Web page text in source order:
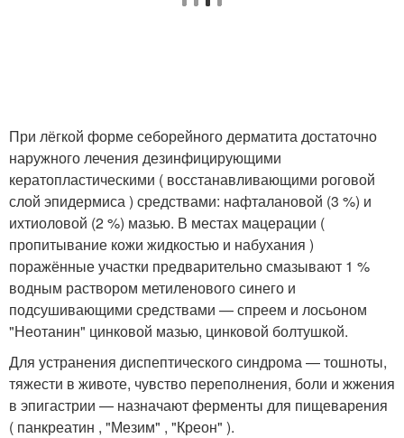
При лёгкой форме себорейного дерматита достаточно
наружного лечения дезинфицирующими
кератопластическими ( восстанавливающими роговой
слой эпидермиса ) средствами: нафталановой (3 %) и
ихтиоловой (2 %) мазью. В местах мацерации (
пропитывание кожи жидкостью и набухания )
поражённые участки предварительно смазывают 1 %
водным раствором метиленового синего и
подсушивающими средствами — спреем и лосьоном
"Неотанин" цинковой мазью, цинковой болтушкой.
Для устранения диспептического синдрома — тошноты,
тяжести в животе, чувство переполнения, боли и жжения
в эпигастрии — назначают ферменты для пищеварения
( панкреатин , "Мезим" , "Креон" ).